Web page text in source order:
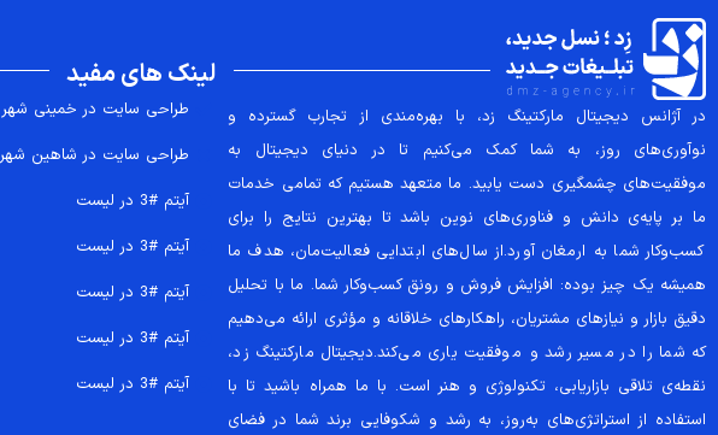
در آژانس دیجیتال مارکتینگ زد، با بهره‌مندی از تجارب گسترده و
نوآوری‌های روز، به شما کمک می‌کنیم تا در دنیای دیجیتال به
موفقیت‌های چشمگیری دست یابید. ما متعهد هستیم که تمامی خدمات
ما بر پایه‌ی دانش و فناوری‌های نوین باشد تا بهترین نتایج را برای
کسب‌وکار شما به ارمغان آورد.از سال‌های ابتدایی فعالیت‌مان، هدف ما
همیشه یک چیز بوده: افزایش فروش و رونق کسب‌وکار شما. ما با تحلیل
دقیق بازار و نیازهای مشتریان، راهکارهای خلاقانه و مؤثری ارائه می‌دهیم
که شما را در مسیر رشد و موفقیت یاری می‌کند.دیجیتال مارکتینگ زد،
نقطه‌ی تلاقی بازاریابی، تکنولوژی و هنر است. با ما همراه باشید تا با
استفاده از استراتژی‌های به‌روز، به رشد و شکوفایی برند شما در فضای
لینک های مفید
طراحی سایت در خمینی شهر
طراحی سایت در شاهین شهر
آیتم #3 در لیست
آیتم #3 در لیست
آیتم #3 در لیست
آیتم #3 در لیست
آیتم #3 در لیست